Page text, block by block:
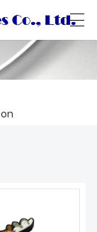
Català